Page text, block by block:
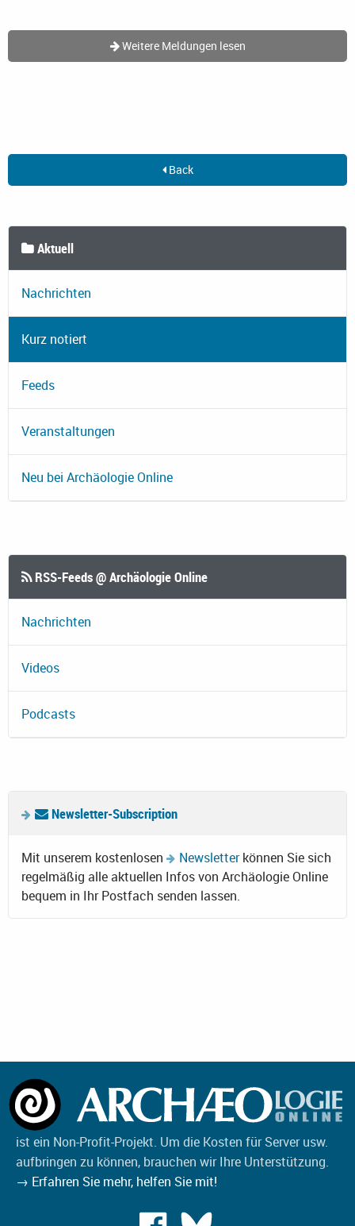
Weitere Meldungen lesen
Back
Aktuell
Nachrichten
Kurz notiert
Feeds
Veranstaltungen
Neu bei Archäologie Online
RSS-Feeds @ Archäologie Online
Nachrichten
Videos
Podcasts
Newsletter-Subscription
Mit unserem kostenlosen Newsletterkönnen Sie sich
regelmäßig alle aktuellen Infos von Archäologie Online
bequem in Ihr Postfach senden lassen.
ist ein Non-Profit-Projekt. Um die Kosten für Server usw.
aufbringen zu können, brauchen wir Ihre Unterstützung.
→ Erfahren Sie mehr, helfen Sie mit!